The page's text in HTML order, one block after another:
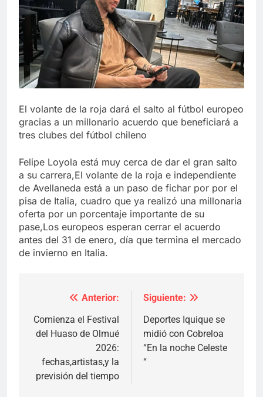
El volante de la roja dará el salto al fútbol europeo
gracias a un millonario acuerdo que beneficiará a
tres clubes del fútbol chileno
Felipe Loyola está muy cerca de dar el gran salto
a su carrera,El volante de la roja e independiente
de Avellaneda está a un paso de fichar por por el
pisa de Italia, cuadro que ya realizó una millonaria
oferta por un porcentaje importante de su
pase,Los europeos esperan cerrar el acuerdo
antes del 31 de enero, día que termina el mercado
de invierno en Italia.
Navegación
de
Anterior:
Comienza el Festival
del Huaso de Olmué
2026:
fechas,artistas,y la
previsión del tiempo
Siguiente:
Deportes Iquique se
midió con Cobreloa
“En la noche Celeste
“